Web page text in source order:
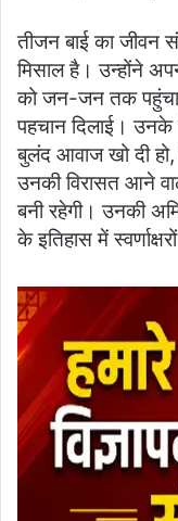
तीजन बाई का जीवन
मिसाल है। उन्होंने
को जन-जन तक
पहचान दिलाई।
बुलंद आवाज खो दी
उनकी विरासत आने
बनी रहेगी। उनकी
के इतिहास में